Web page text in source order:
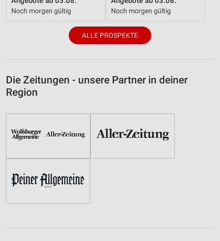
Noch morgen gültig Noch morgen gültig
ALLE PROSPEKTE
Die Zeitungen - unsere Partner in deiner
Region